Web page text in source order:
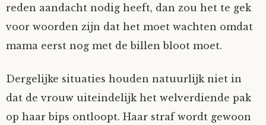
reden aandacht nodig heeft, dan zou het te gek
voor woorden zijn dat het moet wachten omdat
mama eerst nog met de billen bloot moet.
Dergelijke situaties houden natuurlijk niet in
dat de vrouw uiteindelijk het welverdiende pak
op haar bips ontloopt. Haar straf wordt gewoon